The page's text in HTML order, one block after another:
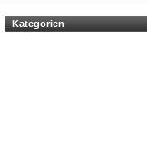
Kategorien